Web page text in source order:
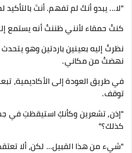
"لا... يبدو أنكَ لم تفهم. أنتَ
كنتُ حمقاء لأنني ظننتُ أنه يستمع
نظرتُ إليه بعينين باردتين وهو
نهضتُ من مكاني.
في طريق العودة إلى الأكاديمية،
توقف.
"إذن، تشعرين وكأنكِ استيقظتِ
كذلك؟"
"شيء من هذا القبيل... لكن، ألا